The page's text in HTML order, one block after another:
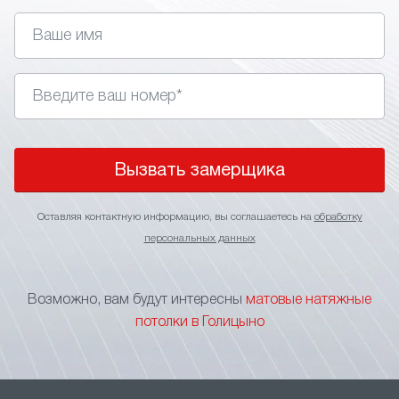
отсутствие бликов, равномерное
распределение естественного или искусственного
света;
светильников, треков, другой подсветки;
рабочих кабинетов, студий, общественных зон.
Матовая текстура делает пространство
При выборе тканевых натяжных потолков стоит
Вызвать замерщика
Оставляя контактную информацию, вы соглашаетесь на обработку
персональных данных
Возможно, вам будут интересны
матовые натяжные
потолки в Голицыно